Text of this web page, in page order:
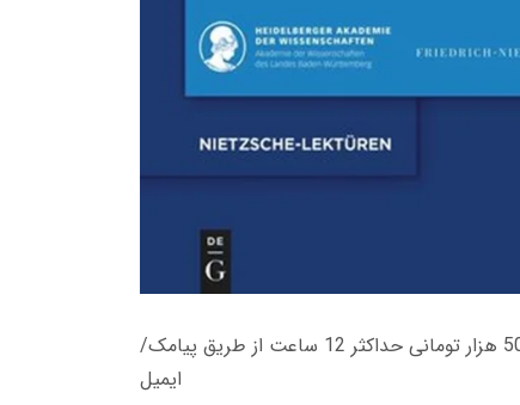
زمان تحویل کتاب های 600 هزار تومانی دانلود فوری از حساب کاربری می باشد، و زمان تحویل لینک دانلود کتاب های 500 هزار تومانی حداکثر 12 ساعت از طریق پیامک/
ایمیل